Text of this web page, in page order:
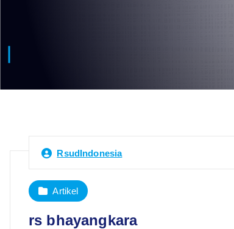
RsudIndonesia
Artikel
rs bhayangkara